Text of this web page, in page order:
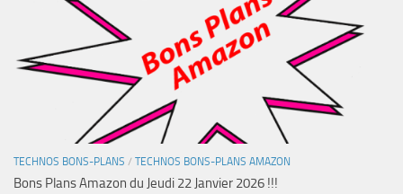
TECHNOS BONS-PLANS / TECHNOS BONS-PLANS AMAZON
Bons Plans Amazon du Jeudi 22 Janvier 2026 !!!